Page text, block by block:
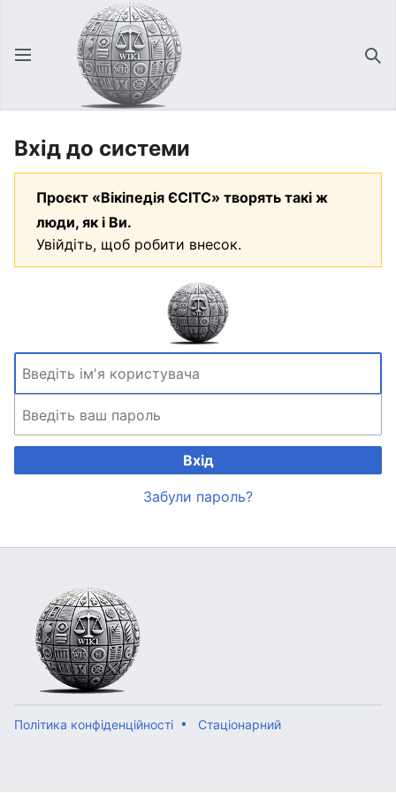
Відкрити головне меню
Вхід до системи
Проєкт «Вікіпедія ЄСІТС» творять такі ж
люди, як і Ви.
Увійдіть, щоб робити внесок.
Вхід
Забули пароль?
Політика конфіденційності Стаціонарний